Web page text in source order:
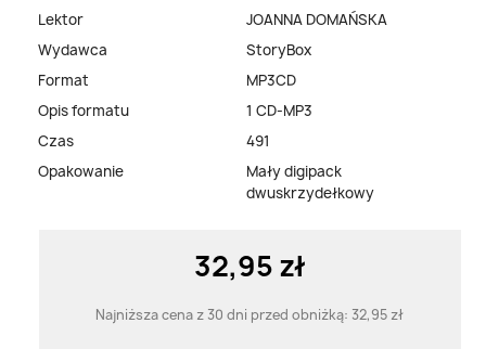
Lektor
JOANNA DOMAŃSKA
Wydawca
StoryBox
Format
MP3CD
Opis formatu
1 CD-MP3
Czas
491
Opakowanie
Mały digipack
dwuskrzydełkowy
32,95 zł
Najniższa cena z 30 dni przed obniżką: 32,95 zł